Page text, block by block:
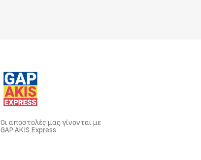
Οι αποστολές μας γίνονται με
GAP AKIS Express